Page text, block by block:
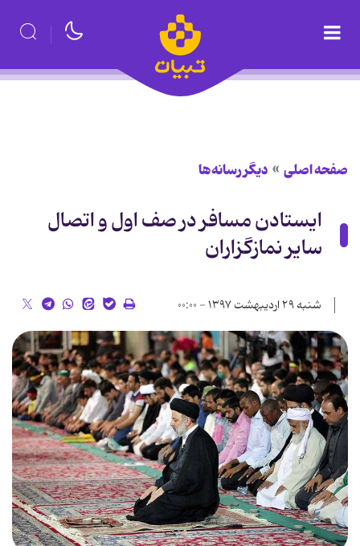
صفحه اصلی دیگر رسانه‌ها
ایستادن مسافر در صف اول و اتصال
سایر نمازگزاران
شنبه ۲۹ اردیبهشت ۱۳۹۷ - ۰۰:۰۰